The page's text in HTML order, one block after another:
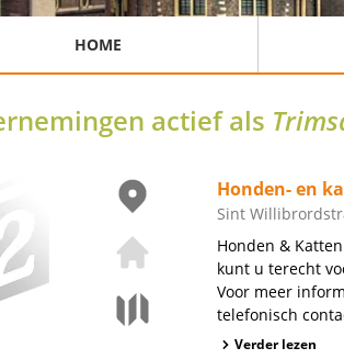
HOME
actief als
Honden- en
Sint
Honden &
kunt u terecht
Voor meer
telefonisch
Verder lezen